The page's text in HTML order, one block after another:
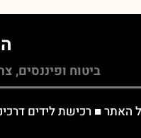
ביטוח ופיננסים,
האתר■רכישת לידים